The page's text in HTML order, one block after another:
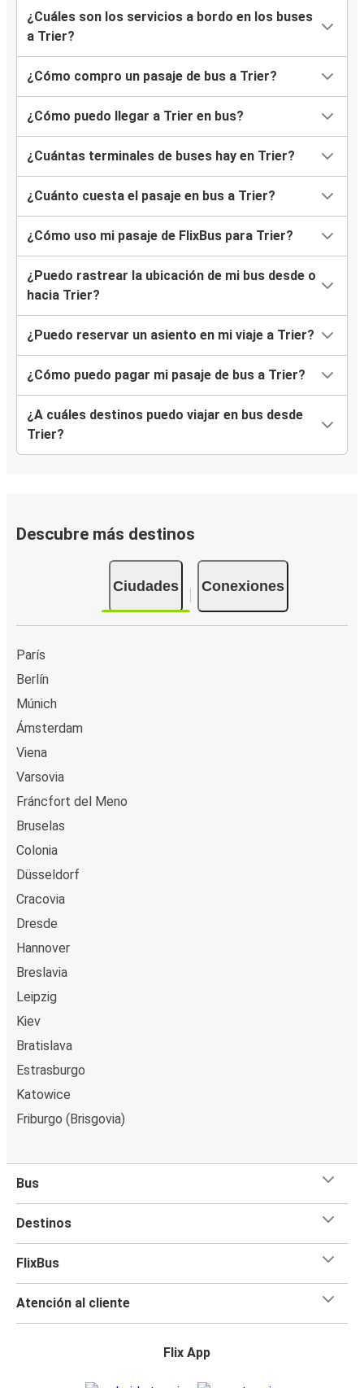
¿Cuáles son los servicios a bordo en los buses
a Trier?
¿Cómo compro un pasaje de bus a Trier?
¿Cómo puedo llegar a Trier en bus?
¿Cuántas terminales de buses hay en Trier?
¿Cuánto cuesta el pasaje en bus a Trier?
¿Cómo uso mi pasaje de FlixBus para Trier?
¿Puedo rastrear la ubicación de mi bus desde o
hacia Trier?
¿Puedo reservar un asiento en mi viaje a Trier?
¿Cómo puedo pagar mi pasaje de bus a Trier?
¿A cuáles destinos puedo viajar en bus desde
Trier?
Descubre más destinos
Ciudades Conexiones
París
Berlín
Múnich
Ámsterdam
Viena
Varsovia
Fráncfort del Meno
Bruselas
Colonia
Düsseldorf
Cracovia
Dresde
Hannover
Breslavia
Leipzig
Kiev
Bratislava
Estrasburgo
Katowice
Friburgo (Brisgovia)
Bus
Destinos
FlixBus
Atención al cliente
Flix App